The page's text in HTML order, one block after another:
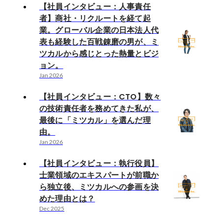
【社員インタビュー：人事責任
者】商社・リクルートを経て起
業。グローバル企業の日本法人代
表も経験した百戦錬磨の男が、ミ
ツカルから感じとった熱量とビジ
ョン。
Jan 2026
【社員インタビュー：CTO】数々
の技術責任者を務めてきた私が、
最後に「ミツカル」を選んだ理
由。
Jan 2026
【社員インタビュー：執行役員】
士業領域のエキスパートが前職か
ら独立後、ミツカルへの参画を決
めた理由とは？
Dec 2025